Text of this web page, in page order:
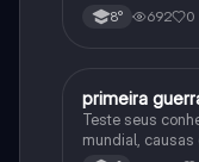
8° 692 0
PHistória
primeira
Teste seus
mundial, causas